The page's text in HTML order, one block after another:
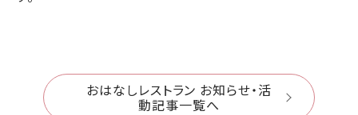
おはなしレストラン お知らせ・活
動記事一覧へ